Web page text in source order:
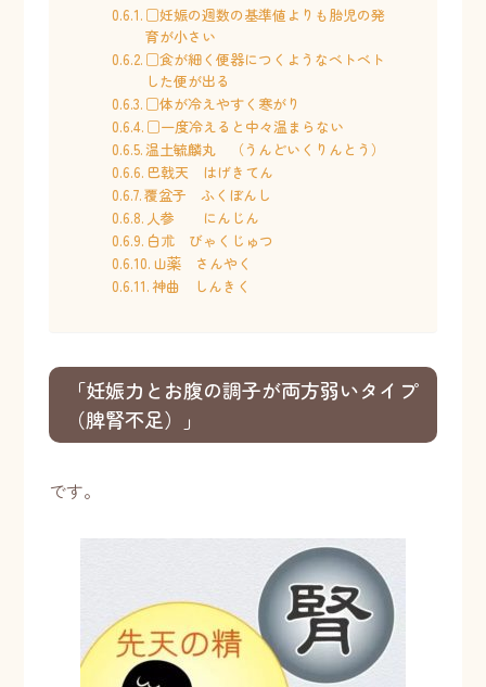
□妊娠の週数の基準値よりも胎児の発
育が小さい
□食が細く便器につくようなベトベト
した便が出る
□体が冷えやすく寒がり
□一度冷えると中々温まらない
温土毓麟丸 （うんどいくりんとう）
巴戟天 はげきてん
覆盆子 ふくぼんし
人参 にんじん
白朮 びゃくじゅつ
山薬 さんやく
神曲 しんきく
「妊娠力とお腹の調子が両方弱いタイプ
（脾腎不足）」
です。